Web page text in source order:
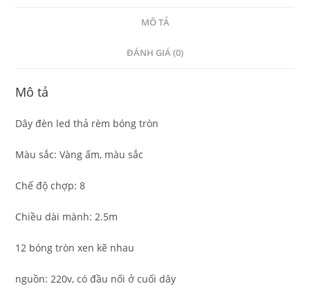
MÔ TẢ
ĐÁNH GIÁ (0)
Mô tả
Dây đèn led thả rèm bóng tròn
Màu sắc: Vàng ấm, màu sắc
Chế độ chợp: 8
Chiều dài mành: 2.5m
12 bóng tròn xen kẽ nhau
nguồn: 220v, có đầu nối ở cuối dây